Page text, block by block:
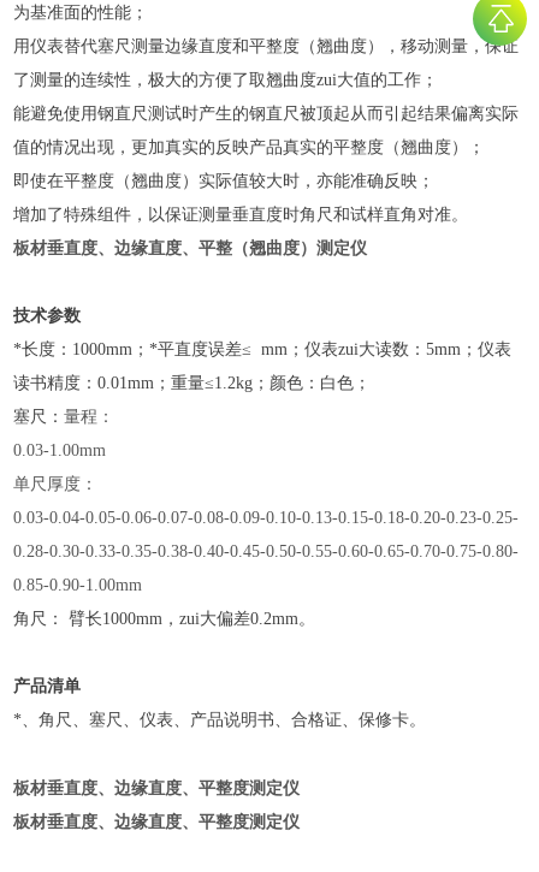
为基准面的性能；
用仪表替代塞尺测量边缘直度和平整度（翘曲度），移动测量，保证
了测量的连续性，极大的方便了取翘曲度zui大值的工作；
能避免使用钢直尺测试时产生的钢直尺被顶起从而引起结果偏离实际
值的情况出现，更加真实的反映产品真实的平整度（翘曲度）；
即使在平整度（翘曲度）实际值较大时，亦能准确反映；
增加了特殊组件，以保证测量垂直度时角尺和试样直角对准。
板材垂直度、边缘直度、平整（翘曲度）测定仪
技术参数
*长度：1000mm；*平直度误差≤ mm；仪表zui大读数：5mm；仪表
读书精度：0.01mm；重量≤1.2kg；颜色：白色；
塞尺：量程：
0.03-1.00mm
单尺厚度：
0.03-0.04-0.05-0.06-0.07-0.08-0.09-0.10-0.13-0.15-0.18-0.20-0.23-0.25-
0.28-0.30-0.33-0.35-0.38-0.40-0.45-0.50-0.55-0.60-0.65-0.70-0.75-0.80-
0.85-0.90-1.00mm
角尺： 臂长1000mm，zui大偏差0.2mm。
产品清单
*、角尺、塞尺、仪表、产品说明书、合格证、保修卡。
板材垂直度、边缘直度、平整度测定仪
板材垂直度、边缘直度、平整度测定仪